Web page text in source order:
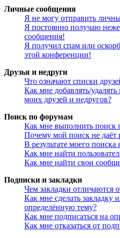
Личные сообщения
Я не могу отправить
Я постоянно получаю
сообщения!
Я получил спам или
этой конференции!
Друзья и недруги
Что означают списки
Как мне добавлять/
моих друзей и недругов?
Поиск по форумам
Как мне выполнить поиск
Почему мой поиск не даёт
В результате моего
Как мне найти
Как мне найти свои
Подписки и закладки
Чем закладки отличаются
Как мне сделать закладку
определённую тему?
Как мне подписаться на
Как мне отказаться от